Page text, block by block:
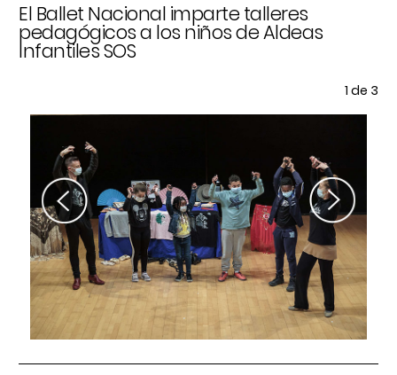
Previous
El Ballet Nacional imparte talleres
pedagógicos a los niños de Aldeas
Infantiles SOS
1 de 3
Next